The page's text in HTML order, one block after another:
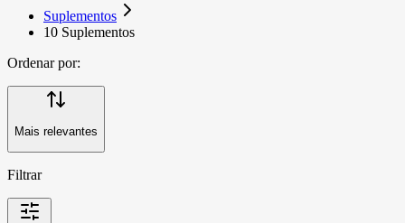
Suplementos
10 Suplementos
Ordenar por:
Mais relevantes
Filtrar